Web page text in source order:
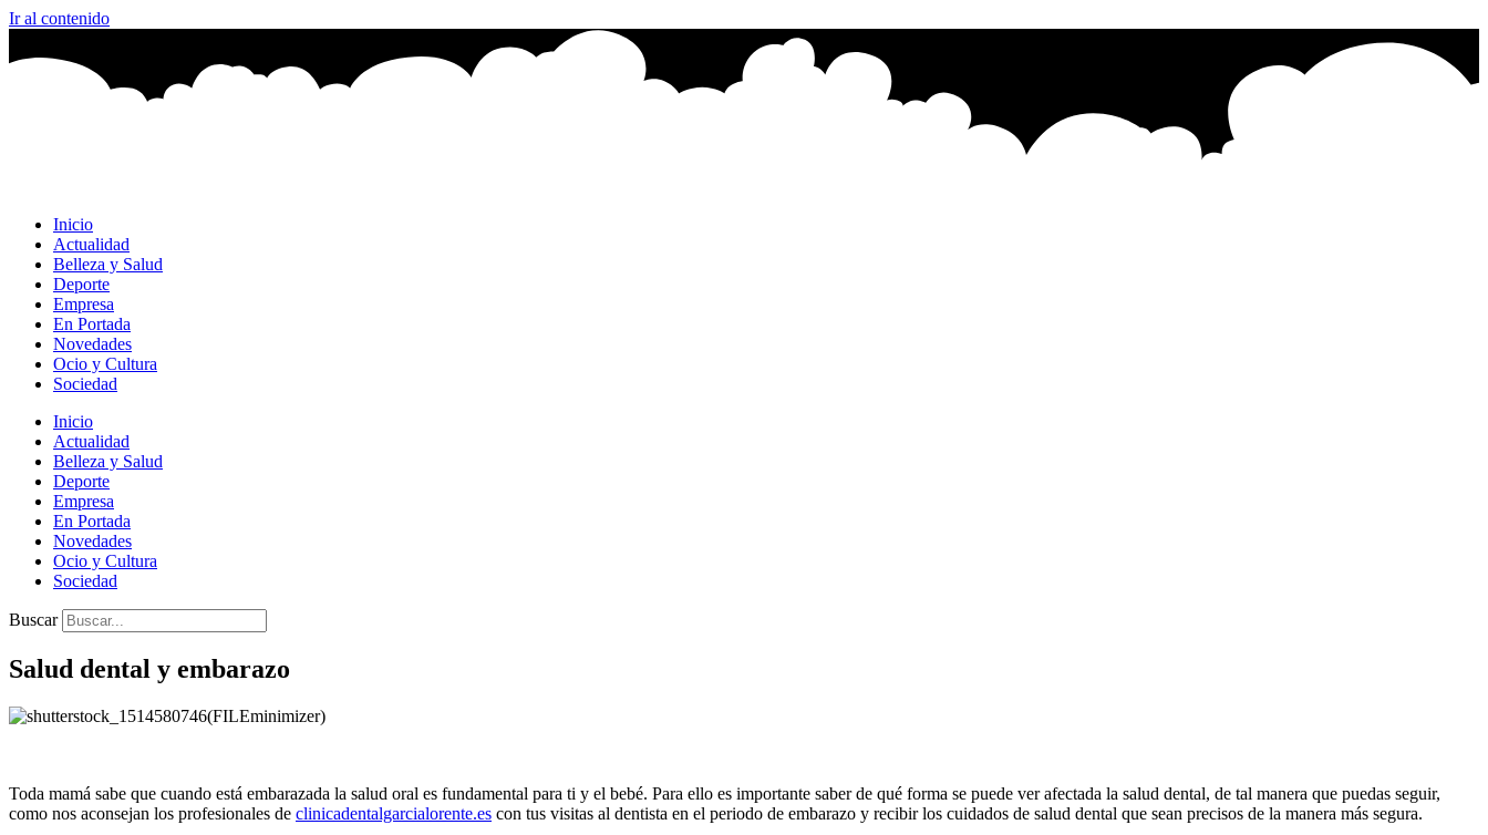
Ir al contenido
Inicio
Actualidad
Belleza y Salud
Deporte
Empresa
En Portada
Novedades
Ocio y Cultura
Sociedad
Inicio
Actualidad
Belleza y Salud
Deporte
Empresa
En Portada
Novedades
Ocio y Cultura
Sociedad
Buscar
Salud dental y embarazo
Toda mamá sabe que cuando está embarazada la salud oral es fundamental para ti y el bebé. Para ello es importante saber de qué forma se puede ver afectada la salud dental, de tal manera que puedas seguir,
como nos aconsejan los profesionales de clinicadentalgarcialorente.es con tus visitas al dentista en el periodo de embarazo y recibir los cuidados de salud dental que sean precisos de la manera más segura.